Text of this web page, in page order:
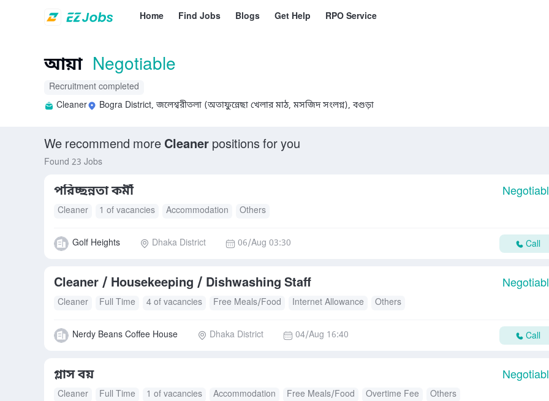
Home Find Jobs Blogs Get Help RPO Service
আয়া Negotiable
Recruitment completed
Cleaner
Bogra District, জলেশ্বরীতলা (অতাফুন্নেছা খেলার মাঠ, মসজিদ সংলগ্ন), বগুড়া
We recommend more Cleaner positions for you
Found 23 Jobs
পরিচ্ছন্নতা কর্মী
Cleaner 1 of vacancies Accommodation Others
Golf Heights Dhaka District 06/Aug 03:30 Call
Cleaner / Housekeeping / Dishwashing Staff
Cleaner Full Time 4 of vacancies Free Meals/Food Internet Allowance Others
Nerdy Beans Coffee House Dhaka District 04/Aug 16:40 Call
গ্লাস বয়
Cleaner Full Time 1 of vacancies Accommodation Free Meals/Food Overtime Fee Others